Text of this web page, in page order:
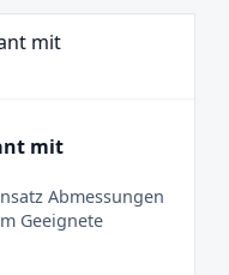
mit
Abmessungen
Geeignete